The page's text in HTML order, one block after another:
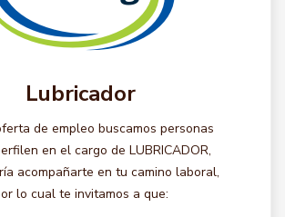
Lubricador
de empleo buscamos personas
en el cargo de LUBRICADOR,
acompañarte en tu camino laboral,
lo cual te invitamos a que: